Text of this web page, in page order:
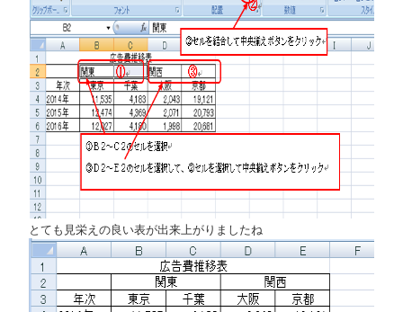
とても見栄えの良い表が出来上がりましたね